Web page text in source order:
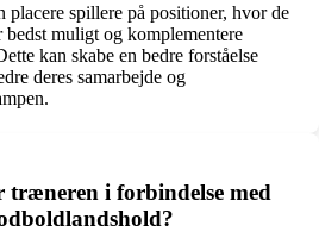
spillere på positioner, hvor de
bedst muligt og komplementere
kan skabe en bedre forståelse
deres samarbejde og
i forbindelse med